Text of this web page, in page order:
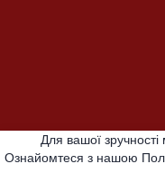
Для вашої
Ознайомтеся з нашою